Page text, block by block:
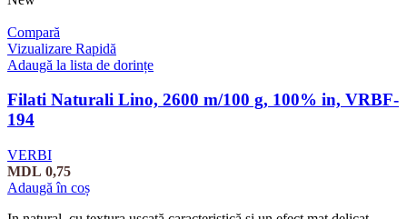
Compară
Vizualizare Rapidă
Adaugă la lista de dorințe
Filati Naturali Lino, 2600 m/100 g, 100% in, VRBF-
194
VERBI
MDL 0,75
Adaugă în coș